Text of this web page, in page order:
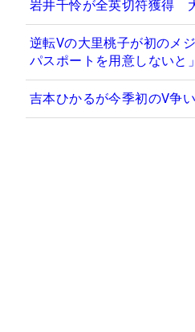
岩井千怜が全英切符獲得
逆転Vの大里桃子が初のメ
パスポートを用意しないと」
吉本ひかるが今季初のV争